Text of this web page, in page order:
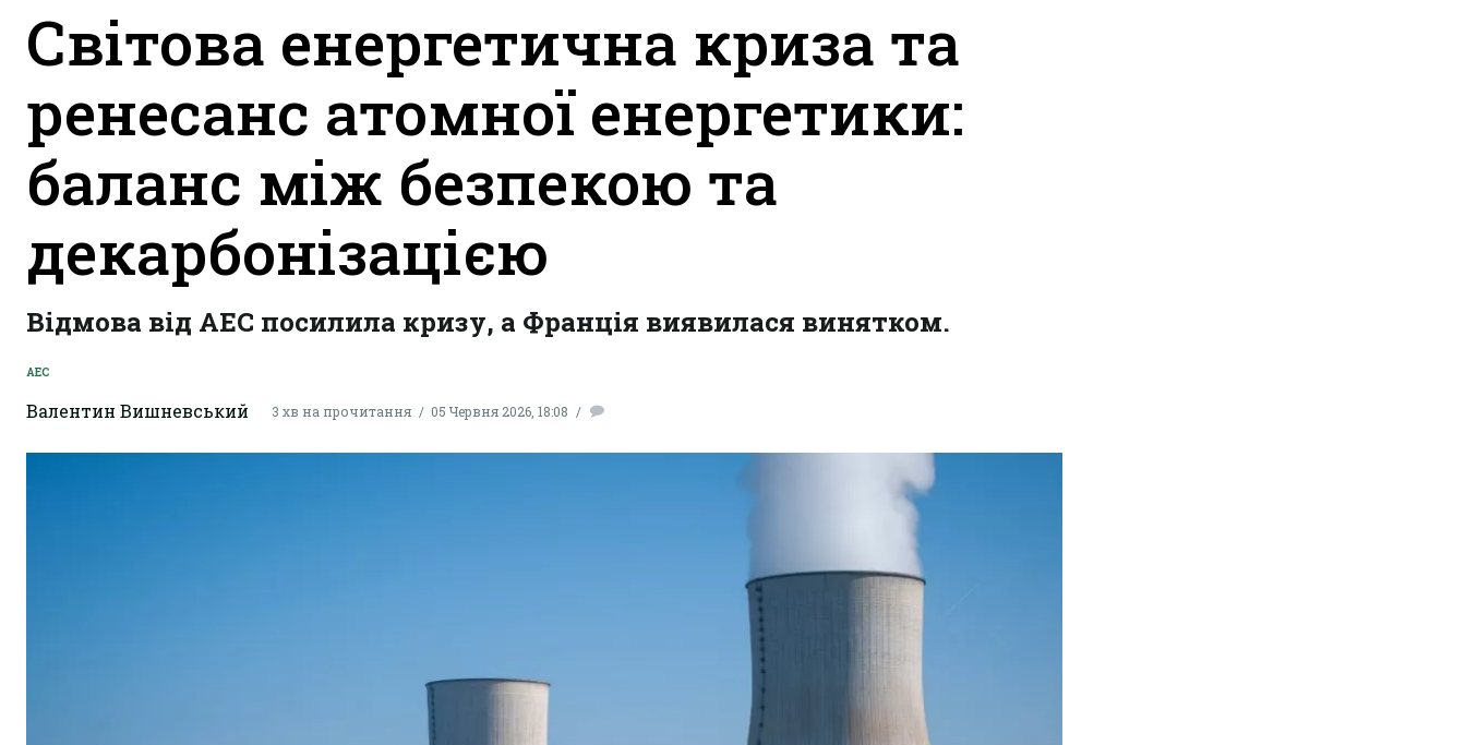
Світова енергетична криза та
ренесанс атомної енергетики:
баланс між безпекою та
декарбонізацією
Відмова від АЕС посилила кризу, а Франція виявилася винятком.
АЕС
Валентин Вишневський 3 хв на прочитання 05 Червня 2026, 18:08